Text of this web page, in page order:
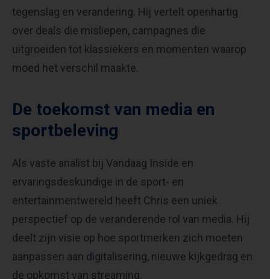
tegenslag en verandering. Hij vertelt openhartig
over deals die misliepen, campagnes die
uitgroeiden tot klassiekers en momenten waarop
moed het verschil maakte.
De toekomst van media en
sportbeleving
Als vaste analist bij Vandaag Inside en
ervaringsdeskundige in de sport- en
entertainmentwereld heeft Chris een uniek
perspectief op de veranderende rol van media. Hij
deelt zijn visie op hoe sportmerken zich moeten
aanpassen aan digitalisering, nieuwe kijkgedrag en
de opkomst van streaming.